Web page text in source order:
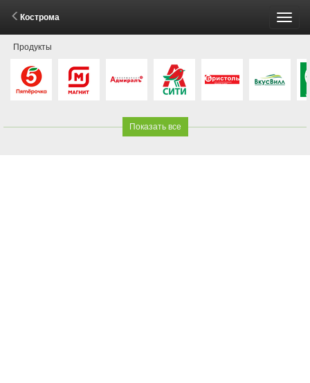
Кострома
Продукты
Показать все